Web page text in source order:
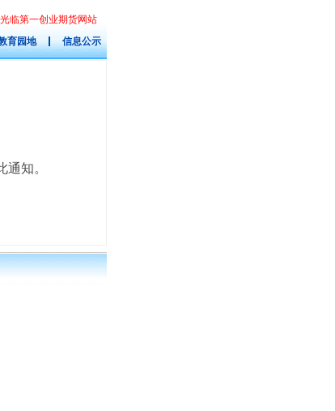
光临第一创业期货网站
育园地 信息公示
通知。